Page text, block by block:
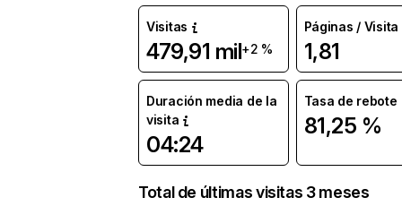
Visitas
479,91 mil+2 %
Páginas / Visita
1,81
Duración media de la
visita
04:24
Tasa de rebote
81,25 %
Total de últimas visitas 3 meses